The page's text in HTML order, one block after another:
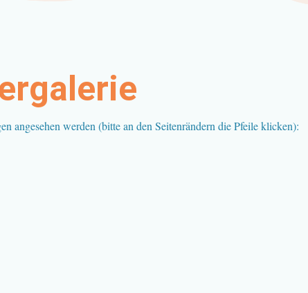
angesehen werden (bitte an den Seitenrändern die Pfeile klicken):